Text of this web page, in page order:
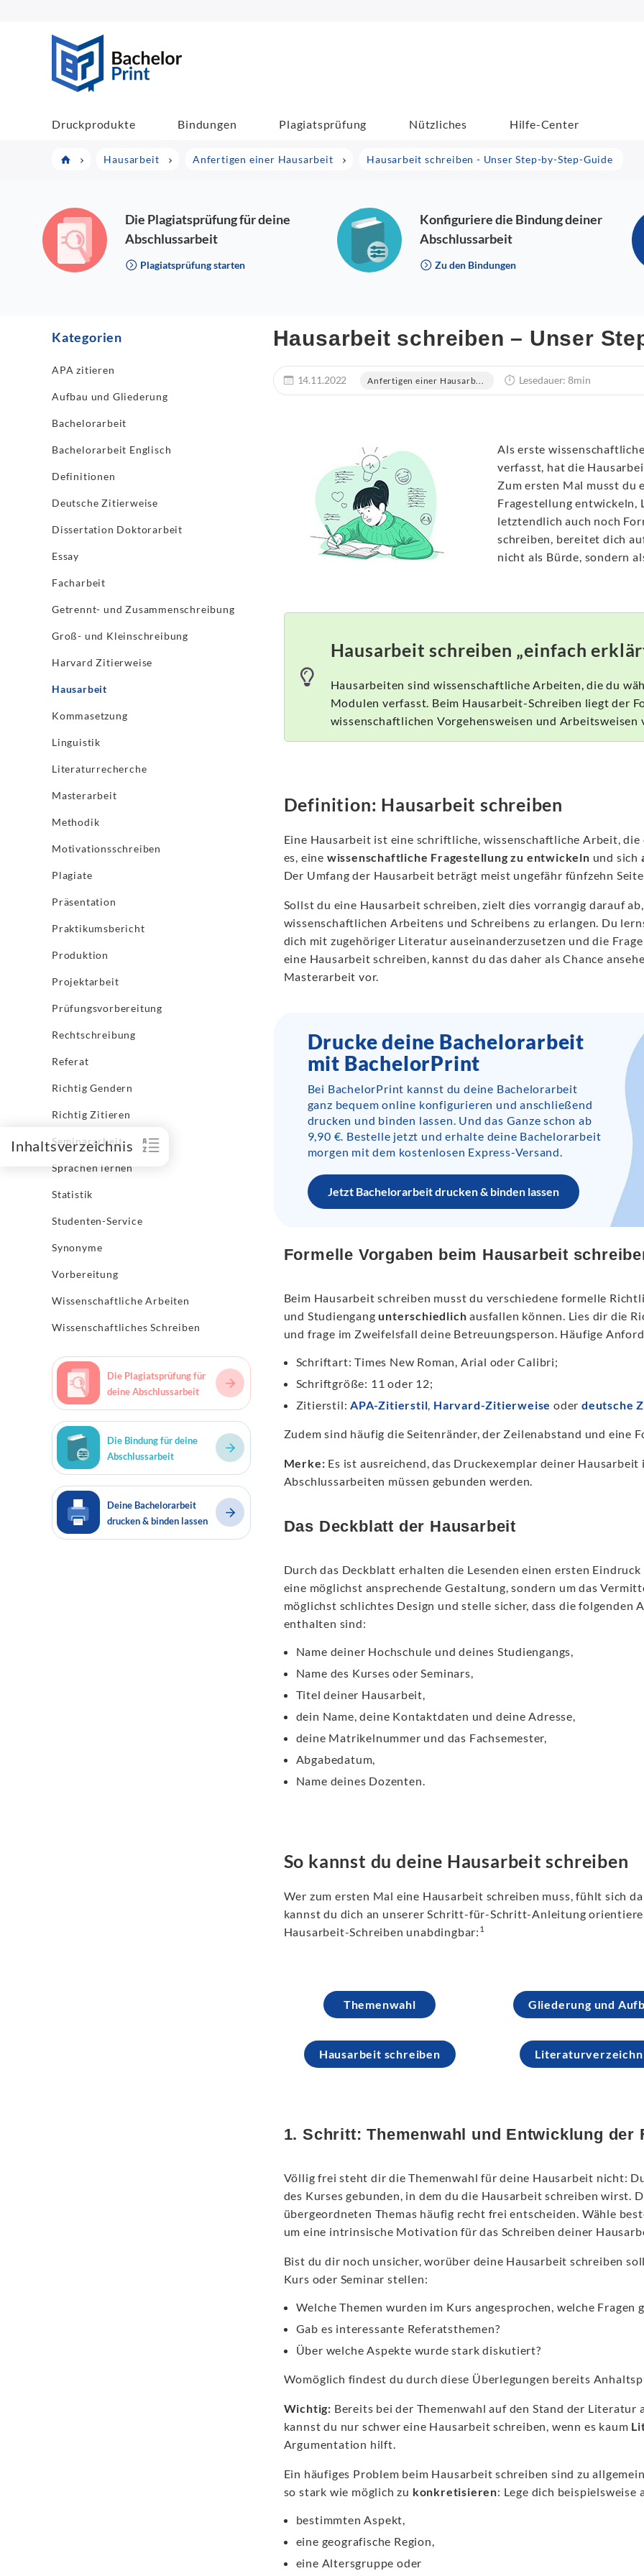
Druckprodukte Bindungen Plagiatsprüfung Nützliches Hilfe-Center
Hausarbeit Anfertigen einer Hausarbeit Hausarbeit schreiben - Unser Step-by-Step-Guide
Die Plagiatsprüfung für deine
Abschlussarbeit
Plagiatsprüfung starten
Konfiguriere die Bindung deiner
Abschlussarbeit
Zu den Bindungen
Kategorien
APA zitieren
Aufbau und Gliederung
Bachelorarbeit
Bachelorarbeit Englisch
Definitionen
Deutsche Zitierweise
Dissertation Doktorarbeit
Essay
Facharbeit
Getrennt- und Zusammenschreibung
Groß- und Kleinschreibung
Harvard Zitierweise
Hausarbeit
Kommasetzung
Linguistik
Literaturrecherche
Masterarbeit
Methodik
Motivationsschreiben
Plagiate
Präsentation
Praktikumsbericht
Produktion
Projektarbeit
Prüfungsvorbereitung
Rechtschreibung
Referat
Richtig Gendern
Richtig Zitieren
Seminararbeit
Sprachen lernen
Statistik
Studenten-Service
Synonyme
Vorbereitung
Wissenschaftliche Arbeiten
Wissenschaftliches Schreiben
Die Plagiatsprüfung für
deine Abschlussarbeit
Die Bindung für deine
Abschlussarbeit
Deine Bachelorarbeit
drucken & binden lassen
Hausarbeit schreiben – Unser
14.11.2022 Anfertigen einer Hausarb... Lesedauer: 8min
Inhaltsverzeichnis
Als erste
verfasst, hat die
Zum ersten Mal musst du
Fragestellung entwickeln,
letztendlich auch noch
schreiben, bereitet dich
nicht als Bürde, sondern
Hausarbeit schreiben „einfach
Hausarbeiten sind wissenschaftliche Arbeiten, die du
Modulen verfasst. Beim Hausarbeit-Schreiben liegt der
wissenschaftlichen Vorgehensweisen und Arbeitsweisen
Definition: Hausarbeit schreiben
Eine Hausarbeit ist eine schriftliche, wissenschaftliche Arbeit,
es, eine wissenschaftliche Fragestellung zu entwickeln und sich
Der Umfang der Hausarbeit beträgt meist ungefähr fünfzehn
Sollst du eine Hausarbeit schreiben, zielt dies vorrangig darauf
wissenschaftlichen Arbeitens und Schreibens zu erlangen. Du
dich mit zugehöriger Literatur auseinanderzusetzen und die
eine Hausarbeit schreiben, kannst du das daher als Chance
Masterarbeit vor.
Drucke deine Bachelorarbeit
mit BachelorPrint
Bei BachelorPrint kannst du deine Bachelorarbeit
ganz bequem online konfigurieren und anschließend
drucken und binden lassen. Und das Ganze schon ab
9,90 €. Bestelle jetzt und erhalte deine Bachelorarbeit
morgen mit dem kostenlosen Express-Versand.
Jetzt Bachelorarbeit drucken & binden lassen
Formelle Vorgaben beim Hausarbeit
Beim Hausarbeit schreiben musst du verschiedene formelle
und Studiengang unterschiedlich ausfallen können. Lies dir die
und frage im Zweifelsfall deine Betreuungsperson. Häufige
Schriftart: Times New Roman, Arial oder Calibri;
Schriftgröße: 11 oder 12;
Zitierstil: APA-Zitierstil Harvard-Zitierweise oder deutsche
Zudem sind häufig die Seitenränder, der Zeilenabstand und eine
Merke: Es ist ausreichend, das Druckexemplar deiner
Abschlussarbeiten müssen gebunden werden.
Das Deckblatt der Hausarbeit
Durch das Deckblatt erhalten die Lesenden einen ersten
eine möglichst ansprechende Gestaltung, sondern um das
möglichst schlichtes Design und stelle sicher, dass die folgenden
enthalten sind:
Name deiner Hochschule und deines Studiengangs,
Name des Kurses oder Seminars,
Titel deiner Hausarbeit,
dein Name, deine Kontaktdaten und deine Adresse,
deine Matrikelnummer und das Fachsemester,
Abgabedatum,
Name deines Dozenten.
So kannst du deine Hausarbeit schreiben
Wer zum ersten Mal eine Hausarbeit schreiben muss, fühlt sich
kannst du dich an unserer Schritt-für-Schritt-Anleitung
Hausarbeit-Schreiben unabdingbar: 1
Themenwahl
Hausarbeit schreiben
Gliederung und
1. Schritt: Themenwahl und Entwicklung der
Völlig frei steht dir die Themenwahl für deine Hausarbeit nicht:
des Kurses gebunden, in dem du die Hausarbeit schreiben wirst.
übergeordneten Themas häufig recht frei entscheiden. Wähle
um eine intrinsische Motivation für das Schreiben deiner
Bist du dir noch unsicher, worüber deine Hausarbeit schreiben
Kurs oder Seminar stellen:
Welche Themen wurden im Kurs angesprochen, welche Fragen
Gab es interessante Referatsthemen?
Über welche Aspekte wurde stark diskutiert?
Womöglich findest du durch diese Überlegungen bereits
Wichtig: Bereits bei der Themenwahl auf den Stand der Literatur
kannst du nur schwer eine Hausarbeit schreiben, wenn es kaum
Argumentation hilft.
Ein häufiges Problem beim Hausarbeit schreiben sind zu
so stark wie möglich zu konkretisieren: Lege dich beispielsweise
bestimmten Aspekt,
eine geografische Region,
eine Altersgruppe oder